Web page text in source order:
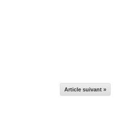
Article suivant »